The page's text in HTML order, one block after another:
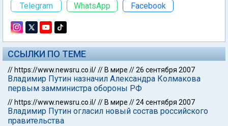
Telegram
WhatsApp Facebook
ССЫЛКИ ПО ТЕМЕ
// https://www.newsru.co.il/// В мире //26 сентября 2007
Владимир Путин назначил Александра Колмакова
первым замминистра обороны РФ
// https://www.newsru.co.il/// В мире //24 сентября 2007
Владимир Путин огласил новый состав российского
правительства